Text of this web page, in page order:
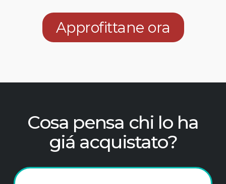
Approfittane ora
Cosa pensa chi lo ha
giá acquistato?